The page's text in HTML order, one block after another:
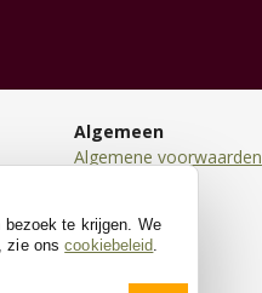
Algemeen
Algemene voorwaarden
Cookies
te krijgen. We
zie onscookiebeleid